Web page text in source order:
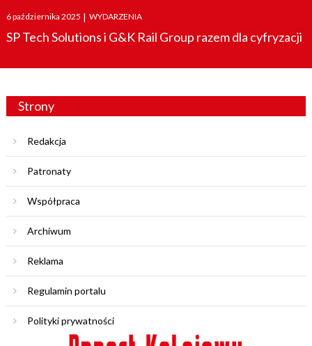
Posted
on
6 października 2025 | WYDARZENIA
SP Tech Solutions i G&K Rail Group razem dla cyfryzacji
Strony
Redakcja
Patronaty
Współpraca
Archiwum
Reklama
Regulamin portalu
Polityki prywatności